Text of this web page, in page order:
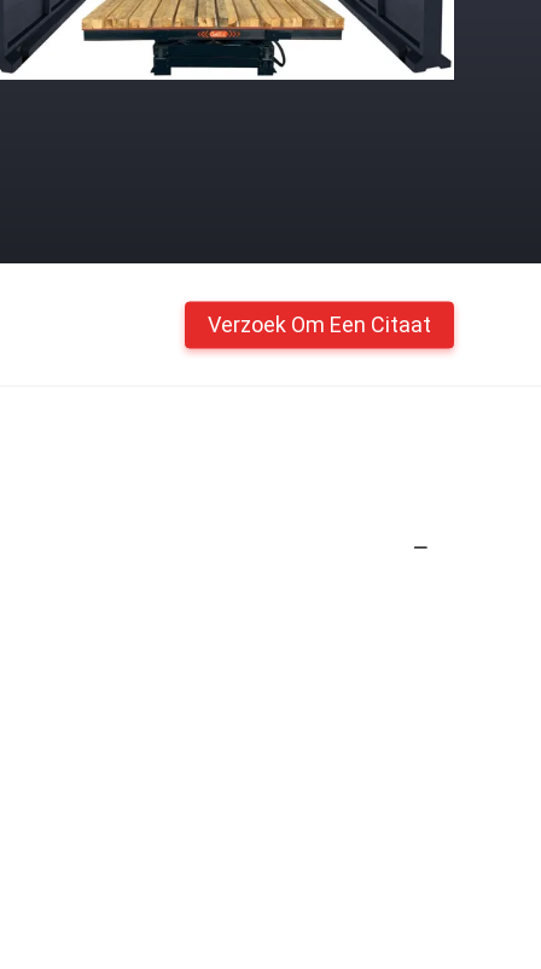
Verzoek Om Een Citaat